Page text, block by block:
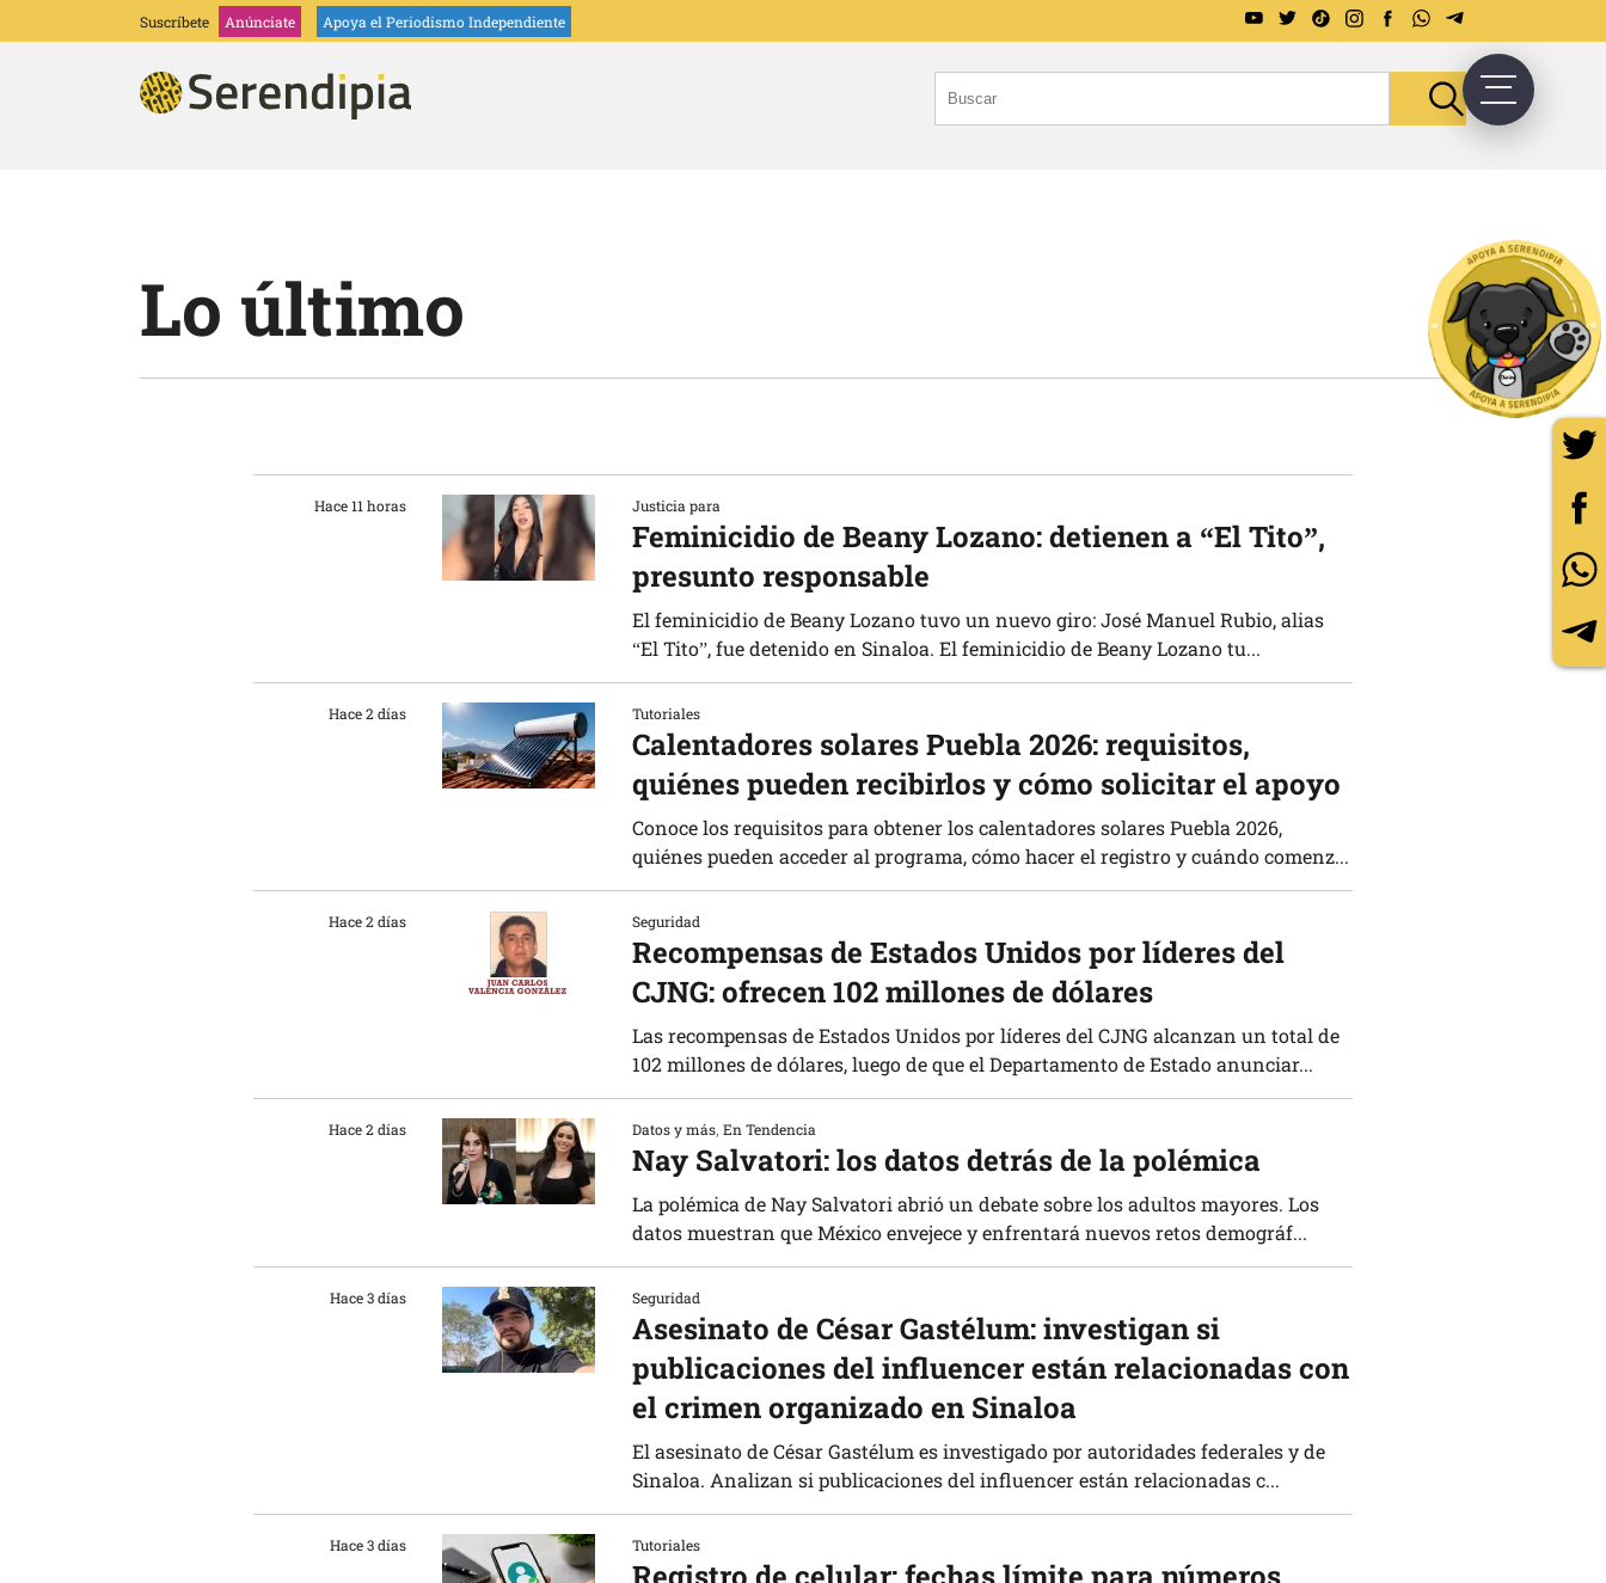
Suscríbete Anúnciate Apoya el Periodismo Independiente
Lo último
Hace 11 horas Justicia para
Feminicidio de Beany Lozano: detienen a “El Tito”,
presunto responsable
El feminicidio de Beany Lozano tuvo un nuevo giro: José Manuel Rubio, alias
“El Tito”, fue detenido en Sinaloa. El feminicidio de Beany Lozano tu...
Hace 2 días Tutoriales
Calentadores solares Puebla 2026: requisitos,
quiénes pueden recibirlos y cómo solicitar el apoyo
Conoce los requisitos para obtener los calentadores solares Puebla 2026,
quiénes pueden acceder al programa, cómo hacer el registro y cuándo comenz...
Hace 2 días Seguridad
Recompensas de Estados Unidos por líderes del
CJNG: ofrecen 102 millones de dólares
Las recompensas de Estados Unidos por líderes del CJNG alcanzan un total de
102 millones de dólares, luego de que el Departamento de Estado anunciar...
Hace 2 días Datos y más, En Tendencia
Nay Salvatori: los datos detrás de la polémica
La polémica de Nay Salvatori abrió un debate sobre los adultos mayores. Los
datos muestran que México envejece y enfrentará nuevos retos demográf...
Hace 3 días Seguridad
Asesinato de César Gastélum: investigan si
publicaciones del influencer están relacionadas con
el crimen organizado en Sinaloa
El asesinato de César Gastélum es investigado por autoridades federales y de
Sinaloa. Analizan si publicaciones del influencer están relacionadas c...
Hace 3 días Tutoriales